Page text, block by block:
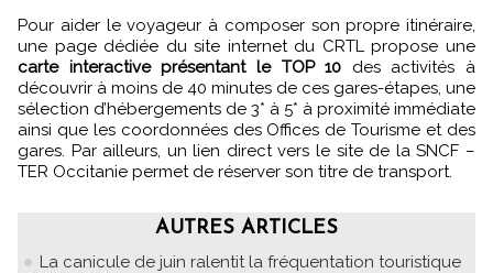
Pour aider le voyageur à composer son propre itinéraire,
une page dédiée du site internet du CRTL propose une
carte interactive présentant le TOP 10 des activités à
découvrir à moins de 40 minutes de ces gares-étapes, une
sélection d’hébergements de 3* à 5* à proximité immédiate
ainsi que les coordonnées des Offices de Tourisme et des
gares. Par ailleurs, un lien direct vers le site de la SNCF –
TER Occitanie permet de réserver son titre de transport.
AUTRES ARTICLES
La canicule de juin ralentit la fréquentation touristique